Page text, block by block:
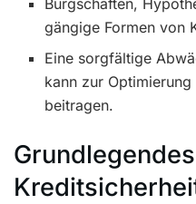
Bürgschaften,
gängige Formen von
Eine sorgfältige
kann zur
beitragen.